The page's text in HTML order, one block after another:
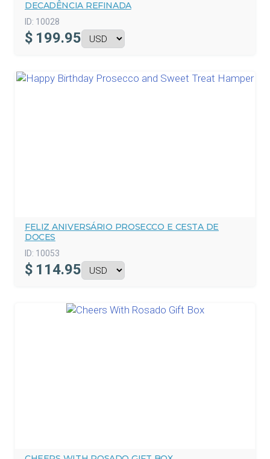
DECADÊNCIA REFINADA
ID: 10028
$ 199.95
FELIZ ANIVERSÁRIO PROSECCO E CESTA DE
DOCES
ID: 10053
$ 114.95